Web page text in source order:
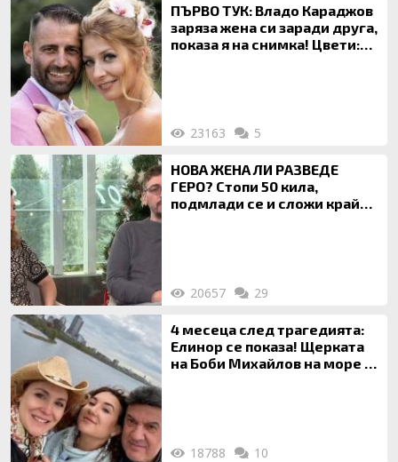
ПЪРВО ТУК: Владо Караджов
заряза жена си заради друга,
показа я на снимка! Цвети:
23163 5
НОВА ЖЕНА ЛИ РАЗВЕДЕ
ГЕРО? Стопи 50 кила,
подмлади се и сложи край
20657 29
4 месеца след трагедията:
Елинор се показа! Щерката
на Боби Михайлов на море с
18788 10